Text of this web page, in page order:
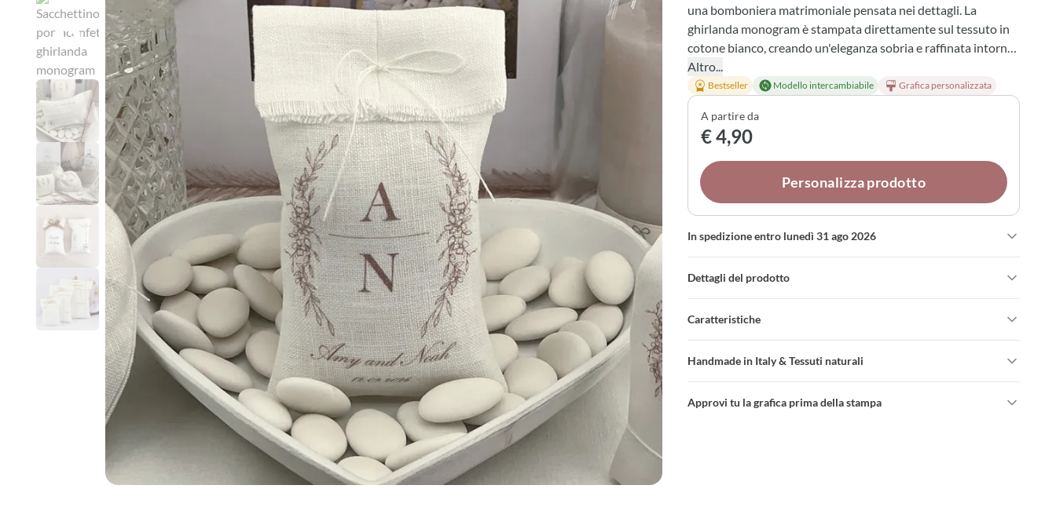
una bomboniera matrimoniale pensata nei dettagli. La
ghirlanda monogram è stampata direttamente sul tessuto in
cotone bianco, creando un'eleganza sobria e raffinata intorno
alle iniziali degli sposi. Scegli tra diverse profumazioni delicate,
tulle e confetti coordinati, oppure opta per il doppio
confezionamento: ogni elemento può essere personalizzato
secondo i tuoi gusti, trasformando questo piccolo gesto in un
ricordo autentico del vostro giorno.
Altro...
Bestseller Modello intercambiabile Grafica personalizzata
A partire da
€ 4,90
Personalizza prodotto
In spedizione entro lunedì 31 ago 2026
Dettagli del prodotto
Caratteristiche
Handmade in Italy & Tessuti naturali
Approvi tu la grafica prima della stampa